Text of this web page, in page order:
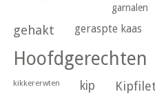
garnalen
gehakt geraspte kaas
Hoofdgerechten
kikkererwten kip Kipfilet